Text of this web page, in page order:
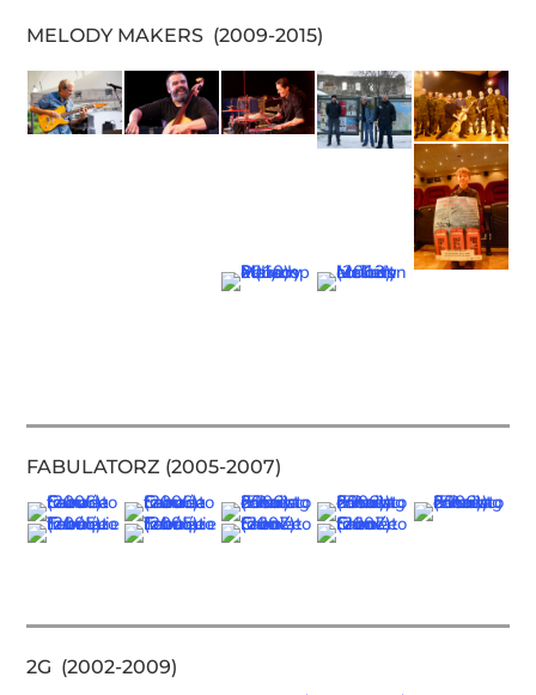
MELODY MAKERS (2009-2015)
FABULATORZ (2005-2007)
2G (2002-2009)